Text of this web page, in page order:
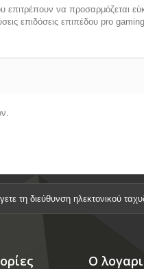
επιτρέπουν να προσαρμόζεται
επιδόσεις επιπέδου pro
Ο